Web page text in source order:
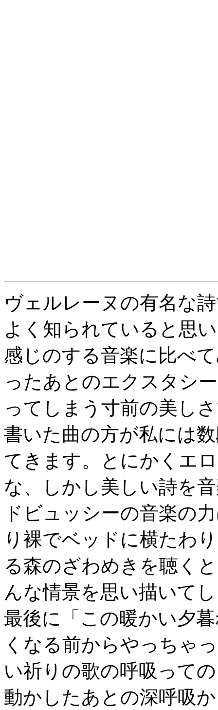
ヴェルレーヌの有名な
よく知られていると思
感じのする音楽に比べ
ったあとのエクスタシ
ってしまう寸前の美し
書いた曲の方が私には
てきます。とにかくエ
な、しかし美しい詩を
ドビュッシーの音楽の
り裸でベッドに横たわ
る森のざわめきを聴く
んな情景を思い描いて
最後に「この暖かい夕
くなる前からやっちゃ
い祈りの歌の呼吸って
動かしたあとの深呼吸